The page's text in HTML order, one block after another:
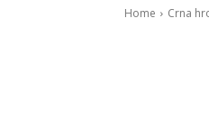
Home Crna